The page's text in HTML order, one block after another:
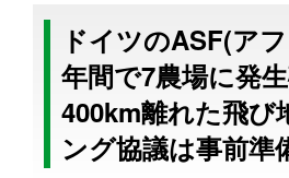
ドイツのASF(ア
年間で7農場に発生
400km離れた飛び
ング協議は事前準